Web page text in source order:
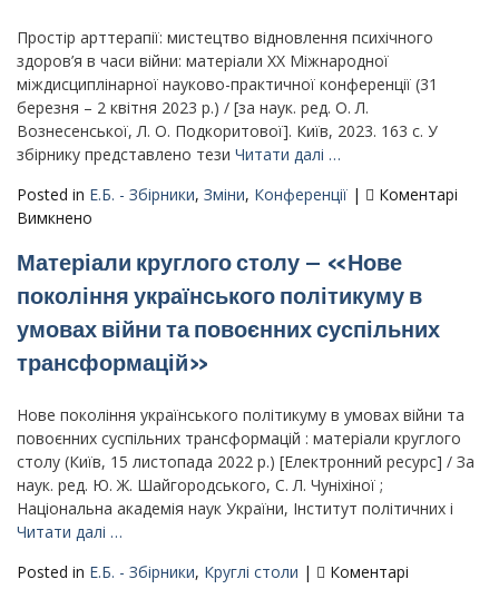
повоєнного
часу»
–
16.05.2023
Простір арттерапії: мистецтво відновлення психічного
здоров’я в часи війни: матеріали ХХ Міжнародної
міждисциплінарної науково-­практичної конференції (31
березня – 2 квітня 2023 р.) / [за наук. ред. О. Л.
Вознесенської, Л. О. Подкоритової]. Київ, 2023. 163 с. У
збірнику представлено тези Читати далі …
Posted in Е.Б. - Збірники, Зміни, Конференції |
Коментарі
Вимкнено
ХX
Міжнародної
міждисциплінарної
науково-
практичної
конференції
арттерапії:
мистецтво
відновлення
психічного
здоров’я
в
часи
Матеріали круглого столу – «Нове
покоління українського політикуму в
умовах війни та повоєнних суспільних
трансформацій»
Нове покоління українського політикуму в умовах війни та
повоєнних суспільних трансформацій : матеріали круглого
столу (Київ, 15 листопада 2022 р.) [Електронний ресурс] / За
наук. ред. Ю. Ж. Шайгородського, С. Л. Чуніхіної ;
Національна академія наук України, Інститут політичних і
Читати далі …
Posted in Е.Б. - Збірники, Круглі столи |
Коментарі